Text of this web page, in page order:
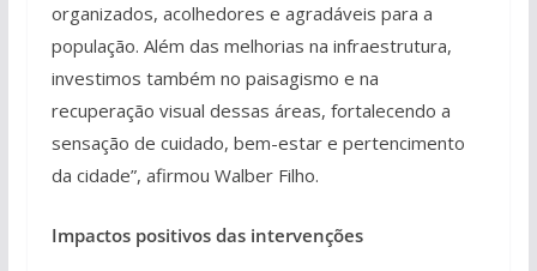
organizados, acolhedores e agradáveis para a
população. Além das melhorias na infraestrutura,
investimos também no paisagismo e na
recuperação visual dessas áreas, fortalecendo a
sensação de cuidado, bem-estar e pertencimento
da cidade”, afirmou Walber Filho.
Impactos positivos das intervenções